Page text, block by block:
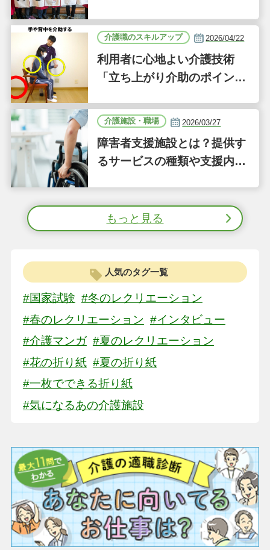
D」に注目｜気になるあの介
護施設
介護職のスキルアップ 2026/04/22
利用者に心地よい介護技術
「立ち上がり介助のポイン
（41）
介護施設・職場 2026/03/27
障害者支援施設とは？提供す
るサービスの種類や支援内容
もっと見る
人気のタグ一覧
#国家試験 #冬のレクリエーション
#春のレクリエーション #インタビュー
#介護マンガ #夏のレクリエーション
#花の折り紙 #夏の折り紙
#一枚でできる折り紙
#気になるあの介護施設